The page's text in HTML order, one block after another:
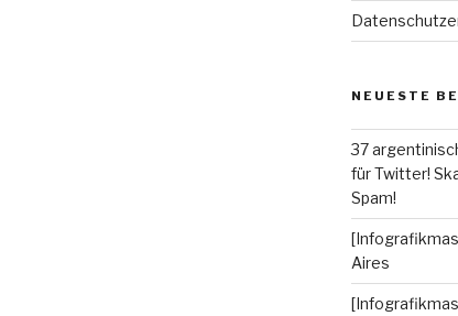
NEUESTE
37
für Twitter!
Spam!
Aires